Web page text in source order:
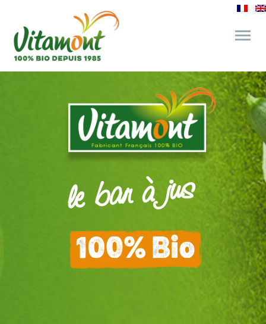
des engagements
le bar à jus
l’épicerie gourmande
recettes et astuces
le bar à jus
100% Bio